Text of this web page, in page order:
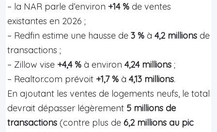
– la NAR parle d’environ +14 % de ventes
existantes en 2026 ;
– Redfin estime une hausse de 3 % à 4,2 millions de
transactions ;
– Zillow vise +4,4 % à environ 4,24 millions ;
– Realtor.com prévoit +1,7 % à 4,13 millions.
En ajoutant les ventes de logements neufs, le total
devrait dépasser légèrement 5 millions de
transactions (contre plus de 6,2 millions au pic